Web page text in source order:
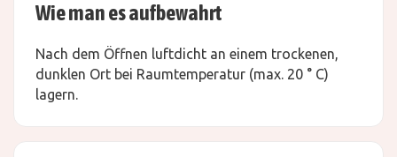
Wie man es aufbewahrt
Nach dem Öffnen luftdicht an einem trockenen,
dunklen Ort bei Raumtemperatur (max. 20 ° C)
lagern.